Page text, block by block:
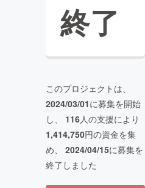
終了
このプロジェクトは、
2024/03/01に募集を開始
し、 116人の支援により
1,414,750円の資金を集
め、 2024/04/15に募集を
終了しました